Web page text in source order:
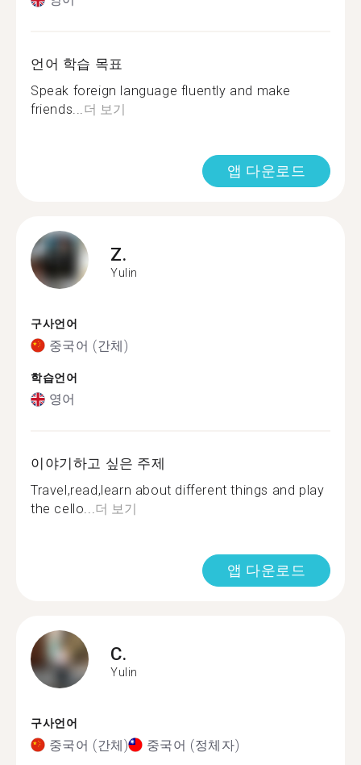
언어 학습 목표
Speak foreign language fluently and make
friends...더 보기
앱 다운로드
Z.
Yulin
구사언어
중국어 (간체)
학습언어
영어
이야기하고 싶은 주제
Travel,read,learn about different things and play
the cello...더 보기
앱 다운로드
C.
Yulin
구사언어
중국어 (간체) 중국어 (정체자)